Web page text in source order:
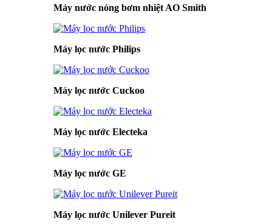
Máy nước nóng bơm nhiệt AO Smith
Máy lọc nước Philips
Máy lọc nước Cuckoo
Máy lọc nước Electeka
Máy lọc nước GE
Máy lọc nước Unilever Pureit